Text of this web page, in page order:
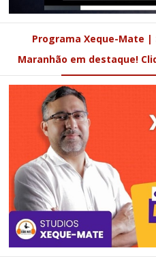
Programa Xeque-Mate |
Maranhão em destaque!